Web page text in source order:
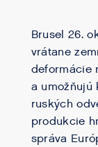
Brusel 26.
vrátane
deformácie
a umožňujú
ruských
produkcie
správa